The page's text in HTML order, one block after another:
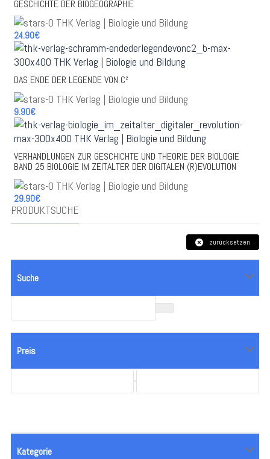
GESCHICHTE DER BIOGEOGRAPHIE
24.90€
DAS ENDE DER LEGENDE VON C²
9.90€
VERHANDLUNGEN ZUR GESCHICHTE UND THEORIE DER BIOLOGIE
BAND 25 BIOLOGIE IM ZEITALTER DER DIGITALEN (R)EVOLUTION
29.90€
PRODUKTSUCHE
zurücksetzen
Suche
Preis
-
Kategorie